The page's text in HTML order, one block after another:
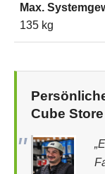
Max.
135 kg
Cube